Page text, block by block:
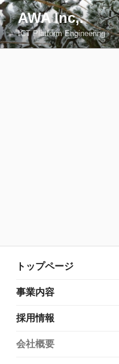
コ
ン
テ
ン
AWA Inc,.
ICT Platform Engineering
トップページ
事業内容
採用情報
会社概要